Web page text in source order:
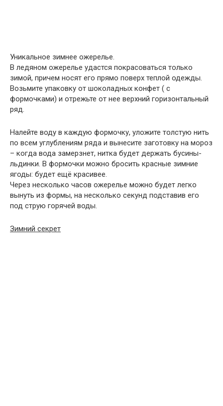
Уникальное зимнее ожерелье.
В ледяном ожерелье удастся покрасоваться только
зимой, причем носят его прямо поверх теплой одежды.
Возьмите упаковку от шоколадных конфет ( с
формочками) и отрежьте от нее верхний горизонтальный
ряд.
Налейте воду в каждую формочку, уложите толстую нить
по всем углублениям ряда и вынесите заготовку на мороз
– когда вода замерзнет, нитка будет держать бусины-
льдинки. В формочки можно бросить красные зимние
ягоды: будет ещё красивее.
Через несколько часов ожерелье можно будет легко
вынуть из формы, на несколько секунд подставив его
под струю горячей воды.
Зимний секрет